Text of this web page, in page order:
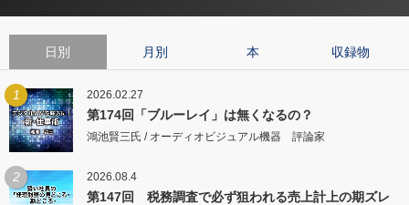
日別 月別 本 収録物
1 2026.02.27
第174回「ブルーレイ」は無くなるの？
鴻池賢三氏 / オーディオビジュアル機器 評論家
2 2026.08.4
第147回 税務調査で必ず狙われる売上計上の期ズレ